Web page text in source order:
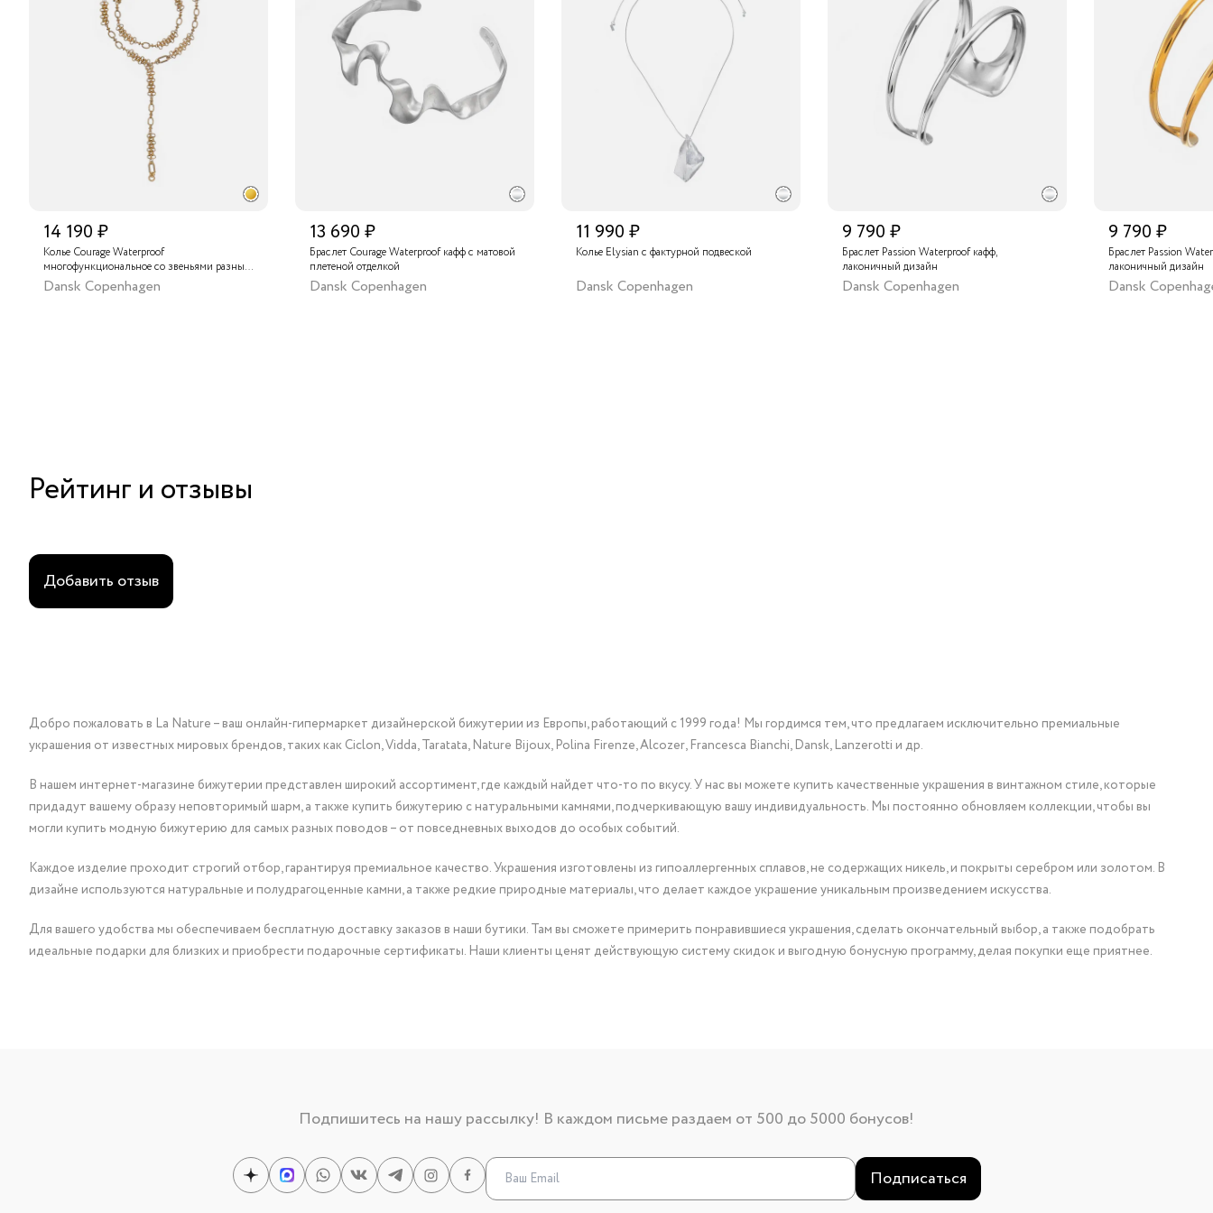
14 190 ₽
Колье Courage Waterproof
многофункциональное со звеньями разных
форм
Dansk Copenhagen
13 690 ₽
Браслет Courage Waterproof кафф с матовой
плетеной отделкой
Dansk Copenhagen
11 990 ₽
Колье Elysian с фактурной подвеской
Dansk Copenhagen
9 790 ₽
Браслет Passion Waterproof кафф,
лаконичный дизайн
Dansk Copenhagen
9 790 ₽
Браслет Passion
лаконичный дизайн
Dansk
Рейтинг и отзывы
Добавить отзыв
Добро пожаловать в La Nature – ваш онлайн-гипермаркет дизайнерской бижутерии из Европы, работающий с 1999 года! Мы гордимся тем, что предлагаем исключительно премиальные
украшения от известных мировых брендов, таких как Ciclon, Vidda, Taratata, Nature Bijoux, Polina Firenze, Alcozer, Francesca Bianchi, Dansk, Lanzerotti и др.
В нашем интернет-магазине бижутерии представлен широкий ассортимент, где каждый найдет что-то по вкусу. У нас вы можете купить качественные украшения в винтажном стиле, которые
придадут вашему образу неповторимый шарм, а также купить бижутерию с натуральными камнями, подчеркивающую вашу индивидуальность. Мы постоянно обновляем коллекции, чтобы вы
могли купить модную бижутерию для самых разных поводов – от повседневных выходов до особых событий.
Каждое изделие проходит строгий отбор, гарантируя премиальное качество. Украшения изготовлены из гипоаллергенных сплавов, не содержащих никель, и покрыты серебром или золотом. В
дизайне используются натуральные и полудрагоценные камни, а также редкие природные материалы, что делает каждое украшение уникальным произведением искусства.
Для вашего удобства мы обеспечиваем бесплатную доставку заказов в наши бутики. Там вы сможете примерить понравившиеся украшения, сделать окончательный выбор, а также подобрать
идеальные подарки для близких и приобрести подарочные сертификаты. Наши клиенты ценят действующую систему скидок и выгодную бонусную программу, делая покупки еще приятнее.
Подпишитесь на нашу рассылку! В каждом письме раздаем от 500 до 5000 бонусов!
Подписаться